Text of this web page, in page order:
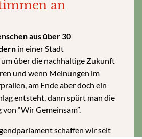
an
aus über 30
in einer Stadt
über die nachhaltige Zukunft
und wenn Meinungen im
am Ende aber doch ein
entsteht, dann spürt man die
“Wir Gemeinsam”.
schaffen wir seit